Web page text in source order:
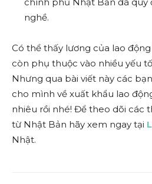
nghề.
Có thể thấy lương của lao
còn phụ thuộc vào nhiều yếu
Nhưng qua bài viết này các
cho mình về xuất khẩu lao
nhiêu rồi nhé! Để theo dõi các
từ Nhật Bản hãy xem ngay tại
Nhật.